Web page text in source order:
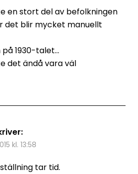
en stort del av befolkningen
det blir mycket manuellt
1930-talet…
det ändå vara väl
kl. 13:58
tar tid.